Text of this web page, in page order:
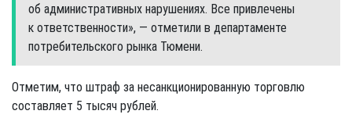
об административных нарушениях. Все привлечены
к ответственности», — отметили в департаменте
потребительского рынка Тюмени.
Отметим, что штраф за несанкционированную торговлю
составляет 5 тысяч рублей.